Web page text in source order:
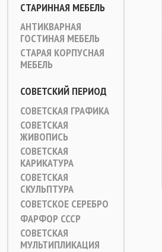
СТАРИННАЯ МЕБЕЛЬ
АНТИКВАРНАЯ
ГОСТИНАЯ МЕБЕЛЬ
СТАРАЯ КОРПУСНАЯ
МЕБЕЛЬ
СОВЕТСКИЙ ПЕРИОД
СОВЕТСКАЯ ГРАФИКА
СОВЕТСКАЯ
ЖИВОПИСЬ
СОВЕТСКАЯ
КАРИКАТУРА
СОВЕТСКАЯ
СКУЛЬПТУРА
СОВЕТСКОЕ СЕРЕБРО
ФАРФОР СССР
СОВЕТСКАЯ
МУЛЬТИПЛИКАЦИЯ